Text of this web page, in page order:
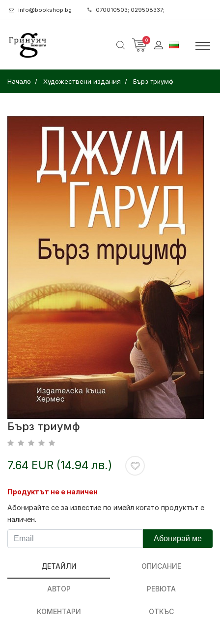
info@bookshop.bg 070010503; 029508337;
0
Начало Художествени издания Бърз триумф
Бърз триумф
7.64 EUR (14.94 лв.)
Продуктът не е наличен
Абонирайте се за известие по имейл когато продуктът е
наличен.
Абонирай ме
ДЕТАЙЛИ ОПИСАНИЕ
АВТОР РЕВЮТА
КОМЕНТАРИ ОТКЪС